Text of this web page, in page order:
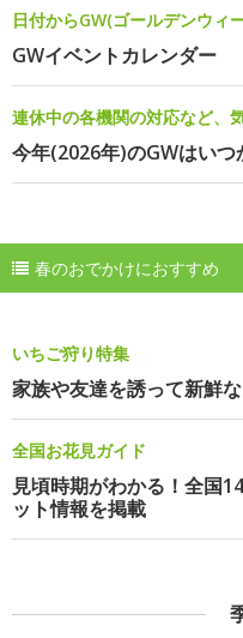
日付からGW(ゴールデンウィ
GWイベントカレンダー
連休中の各機関の対応など、
今年(2026年)のGWはいつ
春のおでかけにおすすめ
いちご狩り特集
家族や友達を誘って新鮮
全国お花見ガイド
見頃時期がわかる！全国
ット情報を掲載